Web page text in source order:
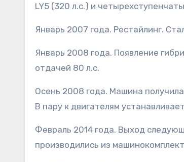
LY5 (320 л.с.) и
Январь 2007 года. Рестайлинг.
Январь 2008 года. Появление
отдачей 80 л.с.
Осень 2008 года. Машина
В пару к двигателям
Февраль 2014 года. Выход
производились из